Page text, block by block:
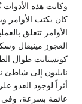
وكانت هذه
كان يكتب الأوامر
الأوامر تتعلق
العجوز مينيفال
كونستانت طوال
أثراً لوجود العدو